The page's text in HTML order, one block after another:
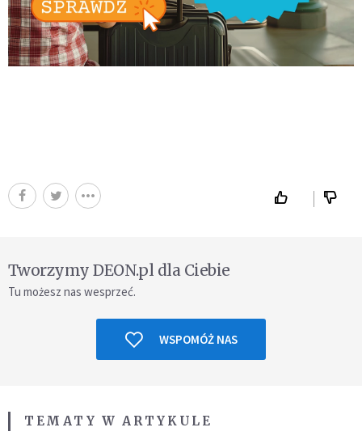
Tworzymy DEON.pl dla Ciebie
Tu możesz nas wesprzeć.
WSPOMÓŻ NAS
TEMATY W ARTYKULE